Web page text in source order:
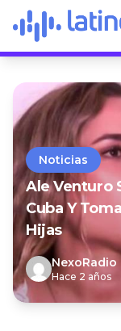
Noticias
Ale Venturo
Cuba Y
Hijas
NexoRadio
Hace 2 años